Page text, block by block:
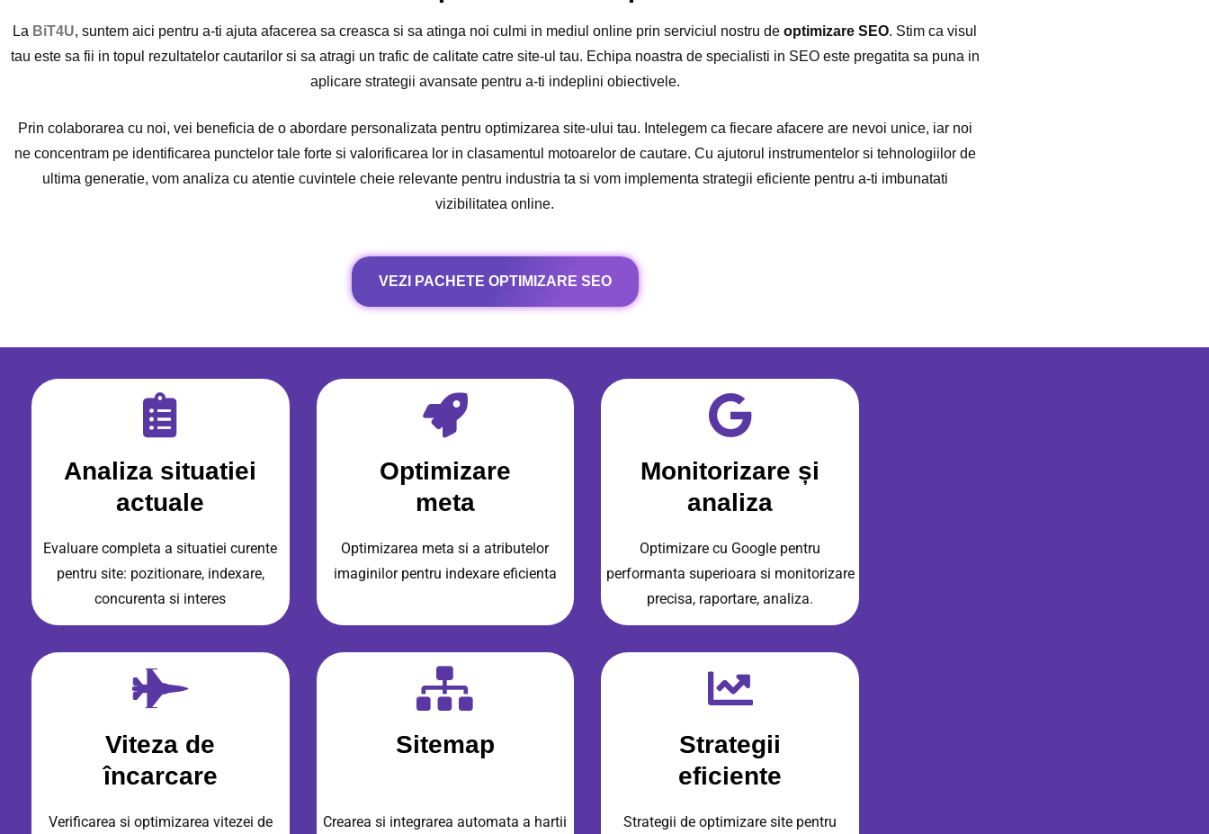
La BiT4U, suntem aici pentru a-ti ajuta afacerea sa creasca si sa atinga noi culmi in mediul online prin serviciul nostru de optimizare SEO. Stim ca visul
tau este sa fii in topul rezultatelor cautarilor si sa atragi un trafic de calitate catre site-ul tau. Echipa noastra de specialisti in SEO este pregatita sa puna in
aplicare strategii avansate pentru a-ti indeplini obiectivele.
Prin colaborarea cu noi, vei beneficia de o abordare personalizata pentru optimizarea site-ului tau. Intelegem ca fiecare afacere are nevoi unice, iar noi
ne concentram pe identificarea punctelor tale forte si valorificarea lor in clasamentul motoarelor de cautare. Cu ajutorul instrumentelor si tehnologiilor de
ultima generatie, vom analiza cu atentie cuvintele cheie relevante pentru industria ta si vom implementa strategii eficiente pentru a-ti imbunatati
vizibilitatea online.
VEZI PACHETE OPTIMIZARE SEO
Analiza situatiei
actuale
Evaluare completa a situatiei curente
pentru site: pozitionare, indexare,
concurenta si interes
Optimizare
meta
Optimizarea meta si a atributelor
imaginilor pentru indexare eficienta
Monitorizare și
analiza
Optimizare cu Google pentru
performanta superioara si monitorizare
precisa, raportare, analiza.
Viteza de
încarcare
Verificarea si optimizarea vitezei de
Sitemap
Crearea si integrarea automata a hartii
Strategii
eficiente
Strategii de optimizare site pentru